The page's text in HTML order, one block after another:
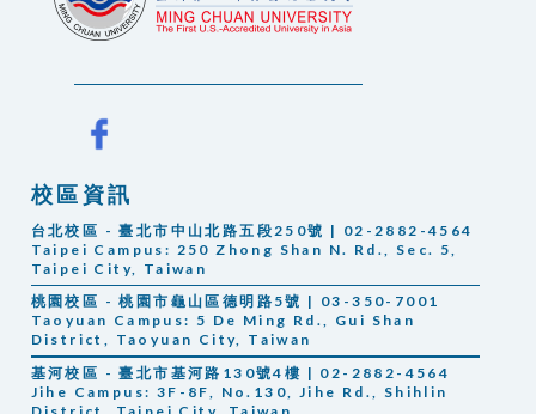
校區資訊
台北校區 - 臺北市中山北路五段250號 | 02-2882-4564
Taipei Campus: 250 Zhong Shan N. Rd., Sec. 5,
Taipei City, Taiwan
桃園校區 - 桃園市龜山區德明路5號 | 03-350-7001
Taoyuan Campus: 5 De Ming Rd., Gui Shan
District, Taoyuan City, Taiwan
基河校區 - 臺北市基河路130號4樓 | 02-2882-4564
Jihe Campus: 3F-8F, No.130, Jihe Rd., Shihlin